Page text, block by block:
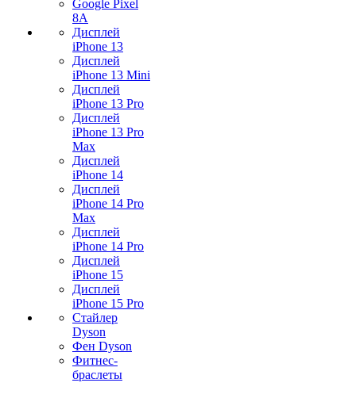
Google Pixel
8A
Дисплей
iPhone 13
Дисплей
iPhone 13 Mini
Дисплей
iPhone 13 Pro
Дисплей
iPhone 13 Pro
Max
Дисплей
iPhone 14
Дисплей
iPhone 14 Pro
Max
Дисплей
iPhone 14 Pro
Дисплей
iPhone 15
Дисплей
iPhone 15 Pro
Стайлер
Dyson
Фен Dyson
Фитнес-
браслеты